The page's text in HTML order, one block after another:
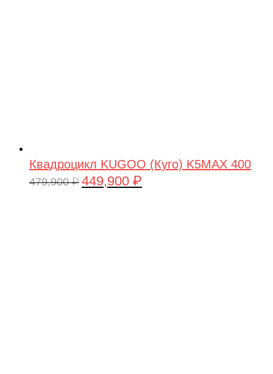
Квадроцикл KUGOO (Куго) K5MAX 400
479,900₽ Первоначальная
449,900 ₽